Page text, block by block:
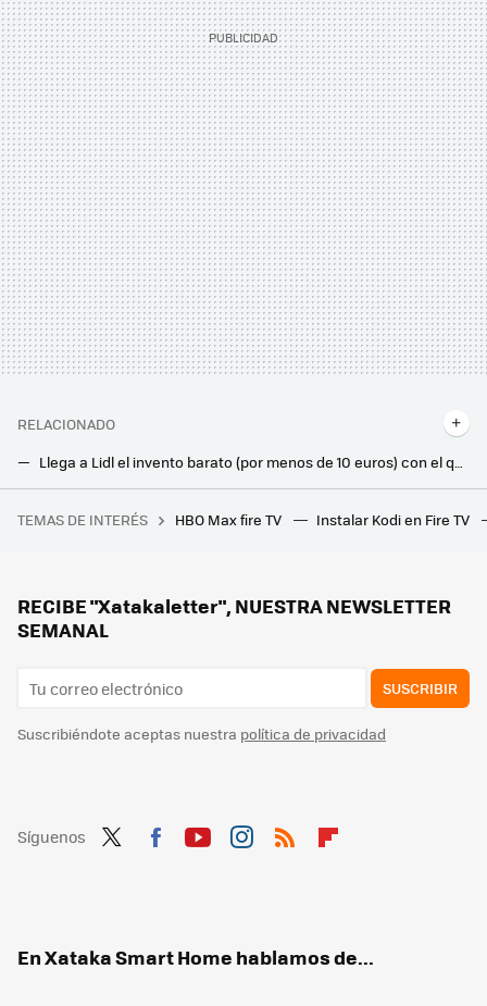
RELACIONADO
Llega a Lidl el invento barato (por menos de 10 euros) con el que te olvidarás de las regletas tradicionales
Hoy empieza la canícula y los meteorólogos lo tienen claro: "Pintan bastos para las regiones mediterráneas de España"
TEMAS DE INTERÉS HBO Max fire TV Instalar Kodi en Fire TV
RECIBE "Xatakaletter", NUESTRA NEWSLETTER
SEMANAL
SUSCRIBIR
Suscribiéndote aceptas nuestra política de privacidad
Síguenos
En Xataka Smart Home hablamos de...